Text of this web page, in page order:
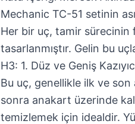
Mechanic TC-51 setinin
Her bir uç, tamir sürecinin
tasarlanmıştır. Gelin bu
H3: 1. Düz ve Geniş
Bu uç, genellikle ilk ve son
sonra anakart üzerinde
temizlemek için idealdir.